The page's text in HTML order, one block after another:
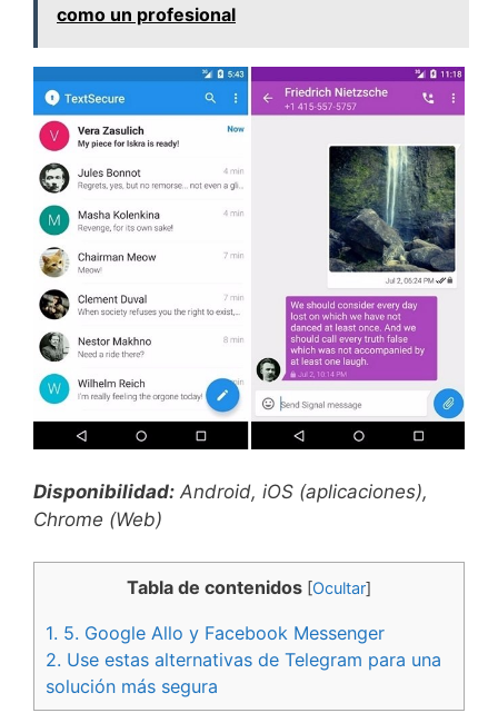
como un profesional
Disponibilidad: Android, iOS (aplicaciones),
Chrome (Web)
Tabla de contenidos [Ocultar]
1. 5. Google Allo y Facebook Messenger
2. Use estas alternativas de Telegram para una
solución más segura